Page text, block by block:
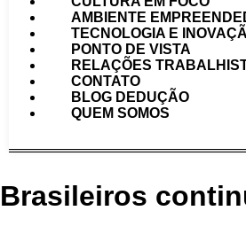
AMBIENTE
TECNOLOGIA E
PONTO DE VISTA
RELAÇÕES
CONTATO
BLOG DEDUÇÃO
QUEM SOMOS
Brasileiros